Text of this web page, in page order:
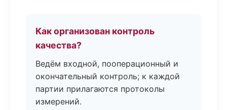
Как организован контроль
качества?
Ведём входной, пооперационный и
окончательный контроль; к каждой
партии прилагаются протоколы
измерений.